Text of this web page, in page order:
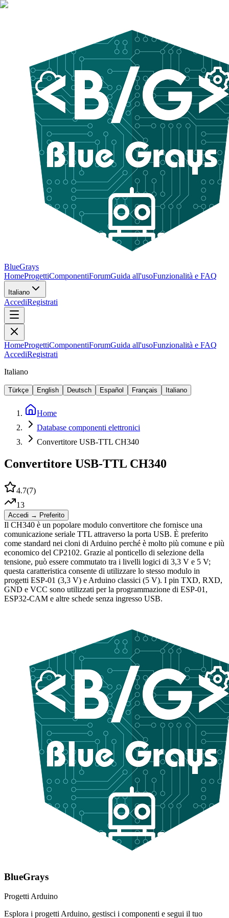
BlueGrays
HomeProgettiComponentiForumGuida all'usoFunzionalità e FAQ
Italiano
AccediRegistrati
HomeProgettiComponentiForumGuida all'usoFunzionalità e FAQ
AccediRegistrati
Italiano
Türkçe English Deutsch Español Français Italiano
Home
Database componenti elettronici
Convertitore USB-TTL CH340
Convertitore USB-TTL CH340
4.7(7)
13
Accedi → Preferito
Il CH340 è un popolare modulo convertitore che fornisce una
comunicazione seriale TTL attraverso la porta USB. È preferito
come standard nei cloni di Arduino perché è molto più comune e più
economico del CP2102. Grazie al ponticello di selezione della
tensione, può essere commutato tra i livelli logici di 3,3 V e 5 V;
questa caratteristica consente di utilizzare lo stesso modulo in
progetti ESP-01 (3,3 V) e Arduino classici (5 V). I pin TXD, RXD,
GND e VCC sono utilizzati per la programmazione di ESP-01,
ESP32-CAM e altre schede senza ingresso USB.
BlueGrays
Progetti Arduino
Esplora i progetti Arduino, gestisci i componenti e segui il tuo